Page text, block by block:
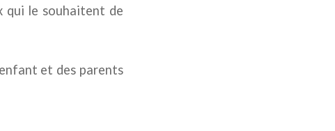
qui le souhaitent de
et des parents